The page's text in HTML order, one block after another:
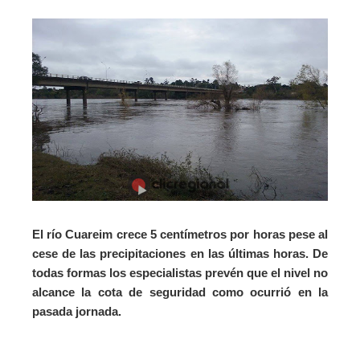
El río Cuareim crece 5 centímetros por horas pese al
cese de las precipitaciones en las últimas horas. De
todas formas los especialistas prevén que el nivel no
alcance la cota de seguridad como ocurrió en la
pasada jornada.